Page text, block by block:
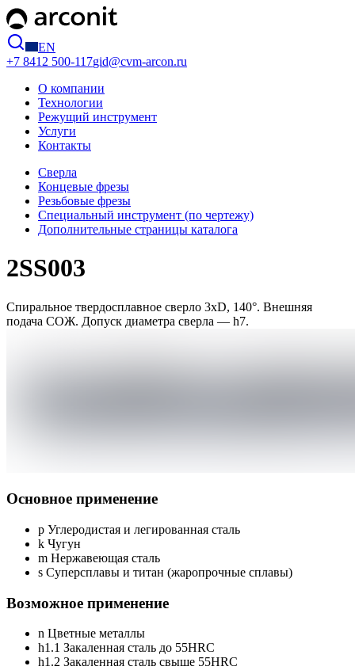
EN
+7 8412 500-117gid@cvm-arcon.ru
О компании
Технологии
Режущий инструмент
Услуги
Контакты
Сверла
Концевые фрезы
Резьбовые фрезы
Специальный инструмент (по чертежу)
Дополнительные страницы каталога
2SS003
Спиральное твердосплавное сверло 3хD, 140°. Внешняя
подача СОЖ. Допуск диаметра сверла — h7.
Основное применение
p Углеродистая и легированная сталь
k Чугун
m Нержавеющая сталь
s Суперсплавы и титан (жаропрочные сплавы)
Возможное применение
n Цветные металлы
h1.1 Закаленная сталь до 55HRC
h1.2 Закаленная сталь свыше 55HRC